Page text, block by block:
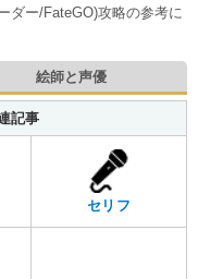
ダー/FateGO)攻略の参考に
絵師と声優
記事
セリフ